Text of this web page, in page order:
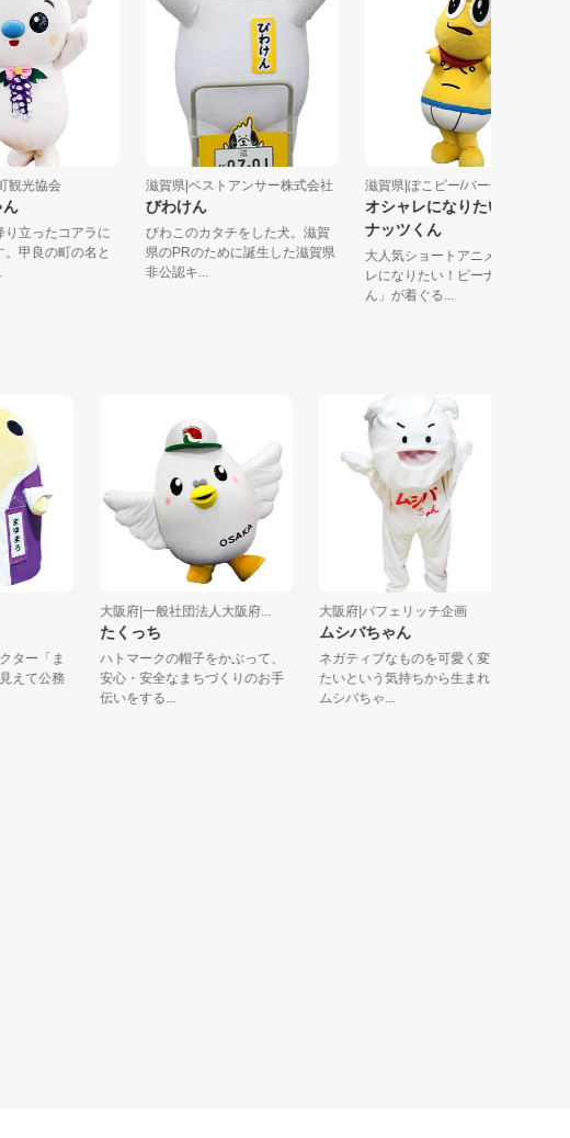
良町観光協会
ゃん
に降り立ったコアラに
です。甲良の町の名と
...
滋賀県|ベストアンサー株式会社
びわけん
びわこのカタチをした犬。滋賀
県のPRのために誕生した滋賀県
非公認キ...
滋賀県|ぽこピー/バーチャ...
オシャレになりたい！ピ
ナッツくん
大人気ショートアニメ「オシ
レになりたい！ピーナッツく
ん」が着ぐる...
「ま
公務
大阪府|一般社団法人大阪府...
たくっち
ハトマークの帽子をかぶって、
安心・安全なまちづくりのお手
伝いをする...
大阪府|パフェリッチ企画
ムシバちゃん
ネガティブなものを可愛く変え
たいという気持ちから生まれた
ムシバちゃ...